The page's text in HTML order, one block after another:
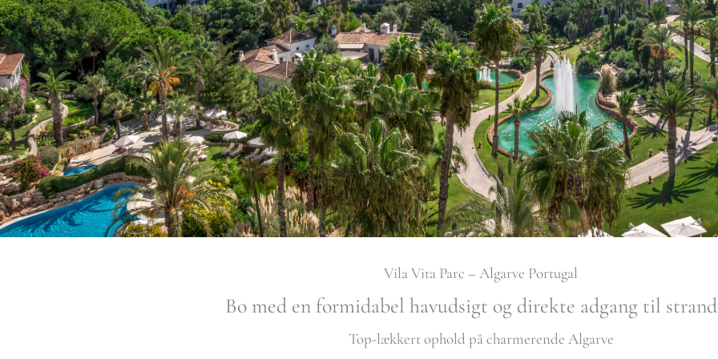
Vila Vita Parc – Algarve Portugal
Bo med en formidabel havudsigt og direkte adgang til
Top-lækkert ophold på charmerende Algarve